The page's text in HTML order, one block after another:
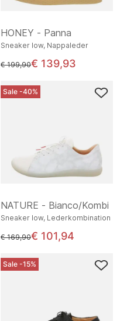
HONEY - Panna
Sneaker low, Nappaleder
statt
€ 199,90€ 139,93
Sale -40%
NATURE - Bianco/Kombi
Sneaker low, Lederkombination
statt
€ 169,90€ 101,94
Sale -15%